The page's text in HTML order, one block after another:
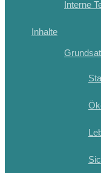
Interne
Inhalte